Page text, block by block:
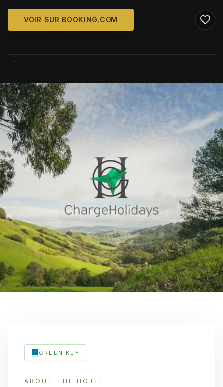
VOIR SUR BOOKING.COM
GREEN KEY
ABOUT THE HOTEL